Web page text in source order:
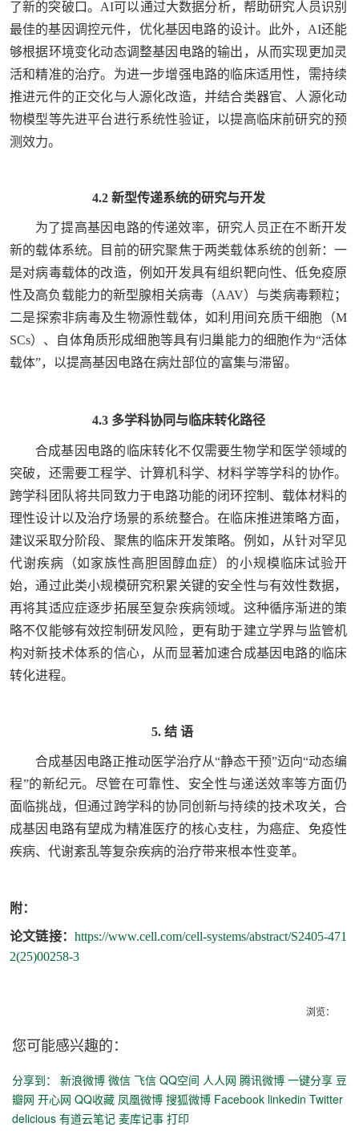
了新的突破口。AI可以通过大数据分析，帮助研究人员识别
最佳的基因调控元件，优化基因电路的设计。此外，AI还能
够根据环境变化动态调整基因电路的输出，从而实现更加灵
活和精准的治疗。为进一步增强电路的临床适用性，需持续
推进元件的正交化与人源化改造，并结合类器官、人源化动
物模型等先进平台进行系统性验证，以提高临床前研究的预
测效力。
4.2 新型传递系统的研究与开发
为了提高基因电路的传递效率，研究人员正在不断开发
新的载体系统。目前的研究聚焦于两类载体系统的创新：一
是对病毒载体的改造，例如开发具有组织靶向性、低免疫原
性及高负载能力的新型腺相关病毒（AAV）与类病毒颗粒；
二是探索非病毒及生物源性载体，如利用间充质干细胞（M
SCs）、自体角质形成细胞等具有归巢能力的细胞作为“活体
载体”，以提高基因电路在病灶部位的富集与滞留。
4.3 多学科协同与临床转化路径
合成基因电路的临床转化不仅需要生物学和医学领域的
突破，还需要工程学、计算机科学、材料学等学科的协作。
跨学科团队将共同致力于电路功能的闭环控制、载体材料的
理性设计以及治疗场景的系统整合。在临床推进策略方面，
建议采取分阶段、聚焦的临床开发策略。例如，从针对罕见
代谢疾病（如家族性高胆固醇血症）的小规模临床试验开
始，通过此类小规模研究积累关键的安全性与有效性数据，
再将其适应症逐步拓展至复杂疾病领域。这种循序渐进的策
略不仅能够有效控制研发风险，更有助于建立学界与监管机
构对新技术体系的信心，从而显著加速合成基因电路的临床
转化进程。
5. 结 语
合成基因电路正推动医学治疗从“静态干预”迈向“动态编
程”的新纪元。尽管在可靠性、安全性与递送效率等方面仍
面临挑战，但通过跨学科的协同创新与持续的技术攻关，合
成基因电路有望成为精准医疗的核心支柱，为癌症、免疫性
疾病、代谢紊乱等复杂疾病的治疗带来根本性变革。
附：
论文链接： https://www.cell.com/cell-systems/abstract/S2405-471
2(25)00258-3
浏览：
您可能感兴趣的：
分享到： 新浪微博 微信 飞信 QQ空间 人人网 腾讯微博 一键分享 豆
瓣网 开心网 QQ收藏 凤凰微博 搜狐微博 Facebook linkedin Twitter
delicious 有道云笔记 麦库记事 打印